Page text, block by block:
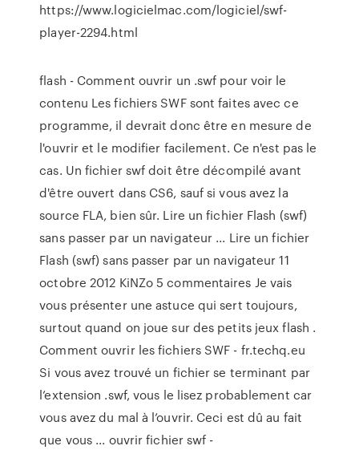
https://www.logicielmac.com/logiciel/swf-
player-2294.html
flash - Comment ouvrir un .swf pour voir le
contenu Les fichiers SWF sont faites avec ce
programme, il devrait donc être en mesure de
l'ouvrir et le modifier facilement. Ce n'est pas le
cas. Un fichier swf doit être décompilé avant
d'être ouvert dans CS6, sauf si vous avez la
source FLA, bien sûr. Lire un fichier Flash (swf)
sans passer par un navigateur ... Lire un fichier
Flash (swf) sans passer par un navigateur 11
octobre 2012 KiNZo 5 commentaires Je vais
vous présenter une astuce qui sert toujours,
surtout quand on joue sur des petits jeux flash .
Comment ouvrir les fichiers SWF - fr.techq.eu
Si vous avez trouvé un fichier se terminant par
l’extension .swf, vous le lisez probablement car
vous avez du mal à l’ouvrir. Ceci est dû au fait
que vous ... ouvrir fichier swf -